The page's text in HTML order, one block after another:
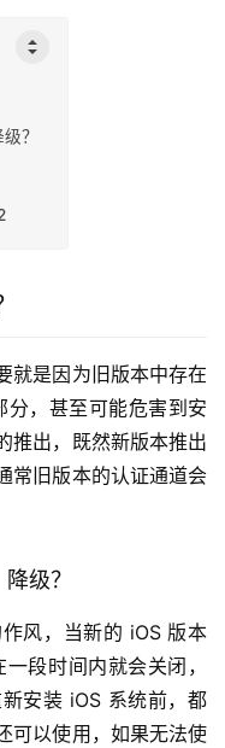
？
就是因为旧版本中存在
，甚至可能危害到安
推出，既然新版本推出
常旧版本的认证通道会
级？
风，当新的 iOS 版本
段时间内就会关闭，
安装 iOS 系统前，都
可以使用，如果无法使